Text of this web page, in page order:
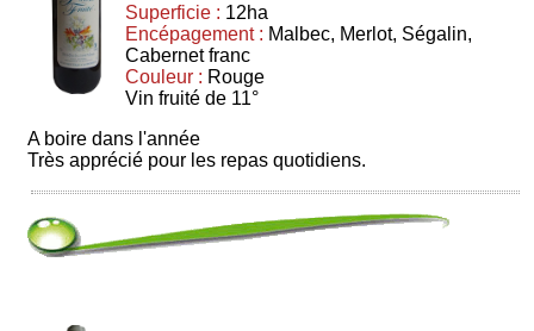
Superficie : 12ha
Encépagement : Malbec, Merlot, Ségalin,
Cabernet franc
Couleur : Rouge
Vin fruité de 11°
A boire dans l'année
Très apprécié pour les repas quotidiens.